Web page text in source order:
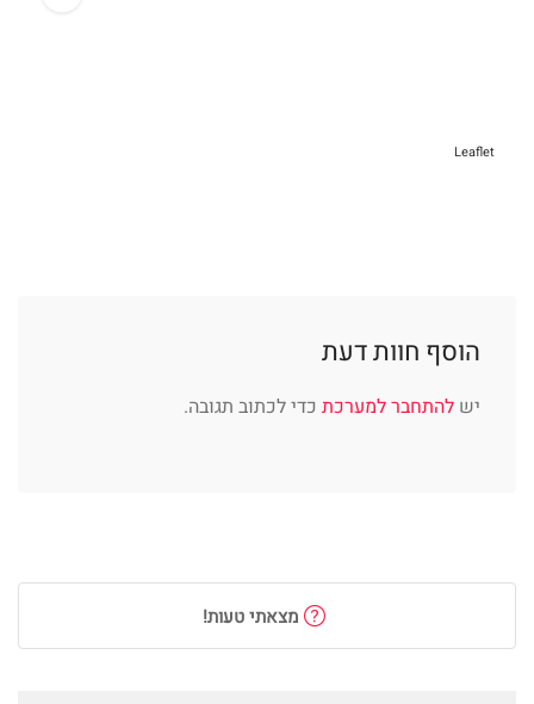
Leaflet
הוסף חוות דעת
יש להתחבר למערכת כדי לכתוב תגובה.
מצאתי טעות!